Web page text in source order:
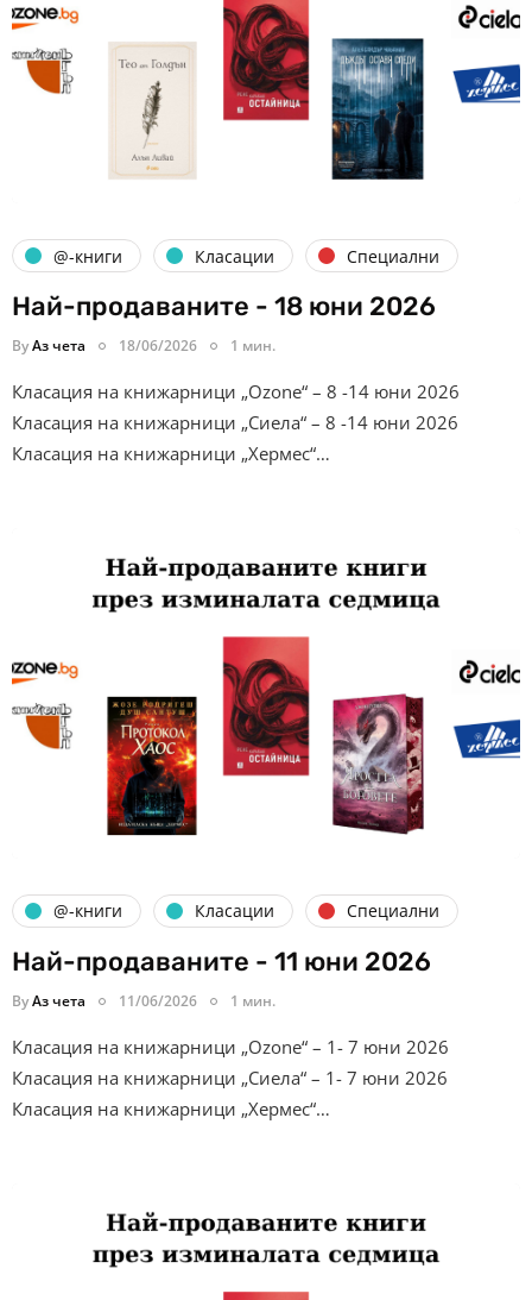
@-книги Класации Специални
Най-продаваните - 18 юни 2026
ByАз чета 18/06/2026 1 мин.
Класация на книжарници „Ozone“ – 8 -14 юни 2026
Класация на книжарници „Сиела“ – 8 -14 юни 2026
Класация на книжарници „Хермес“…
@-книги Класации Специални
Най-продаваните - 11 юни 2026
ByАз чета 11/06/2026 1 мин.
Класация на книжарници „Ozone“ – 1- 7 юни 2026
Класация на книжарници „Сиела“ – 1- 7 юни 2026
Класация на книжарници „Хермес“…